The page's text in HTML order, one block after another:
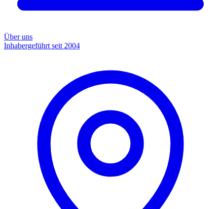
Über uns
Inhabergeführt seit 2004